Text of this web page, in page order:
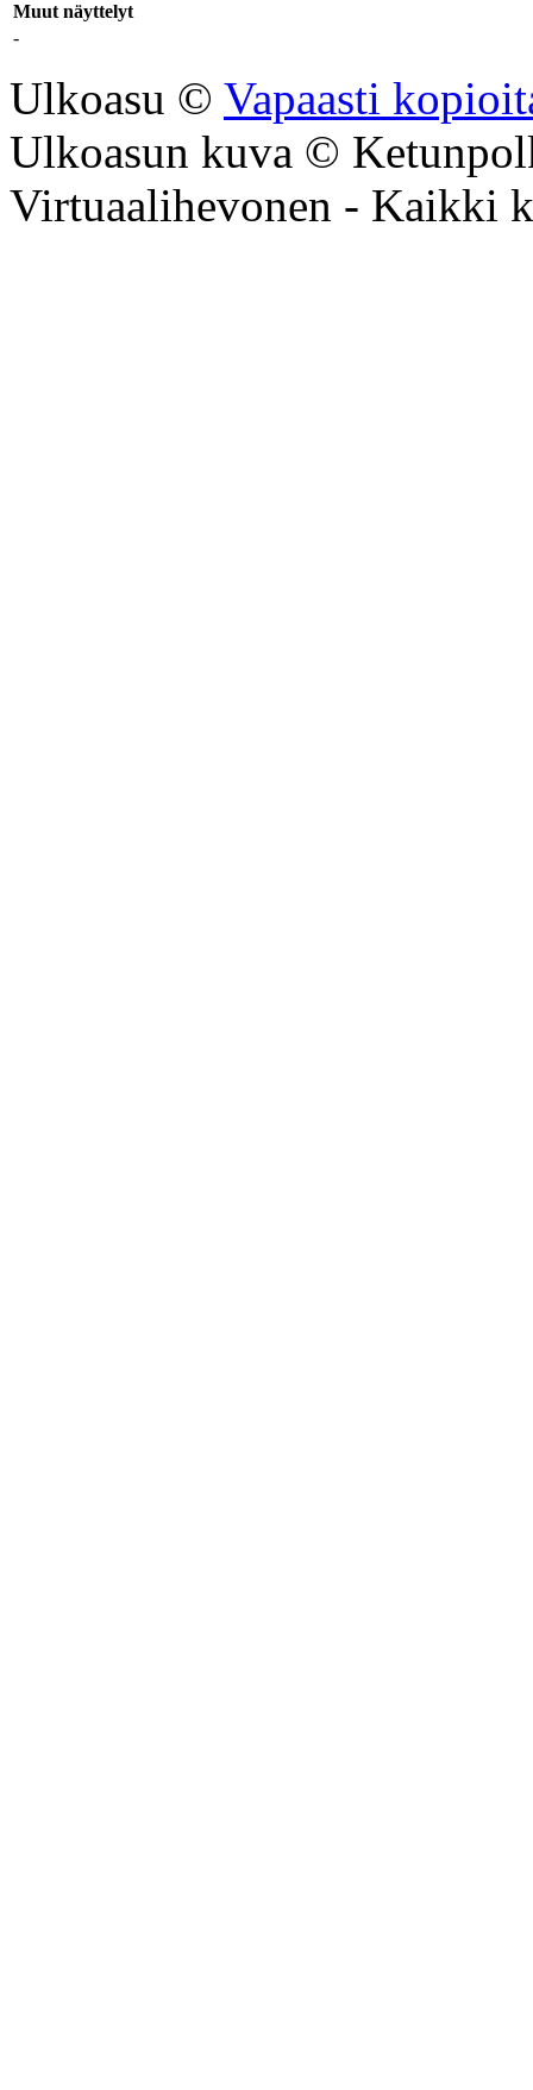
Muut näyttelyt
-
Ulkoasu © Vapaasti
Ulkoasun kuva ©
Virtuaalihevonen - Kaikki